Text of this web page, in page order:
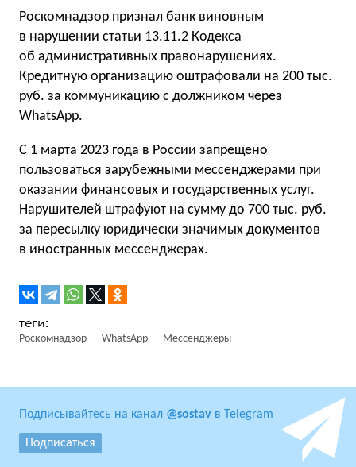
Роскомнадзор признал банк виновным
в нарушении статьи 13.11.2 Кодекса
об административных правонарушениях.
Кредитную организацию оштрафовали на 200 тыс.
руб. за коммуникацию с должником через
WhatsApp.
С 1 марта 2023 года в России запрещено
пользоваться зарубежными мессенджерами при
оказании финансовых и государственных услуг.
Нарушителей штрафуют на сумму до 700 тыс. руб.
за пересылку юридически значимых документов
в иностранных мессенджерах.
Роскомнадзор WhatsApp Мессенджеры
Подписывайтесь на канал @sostav в Telegram
Подписаться